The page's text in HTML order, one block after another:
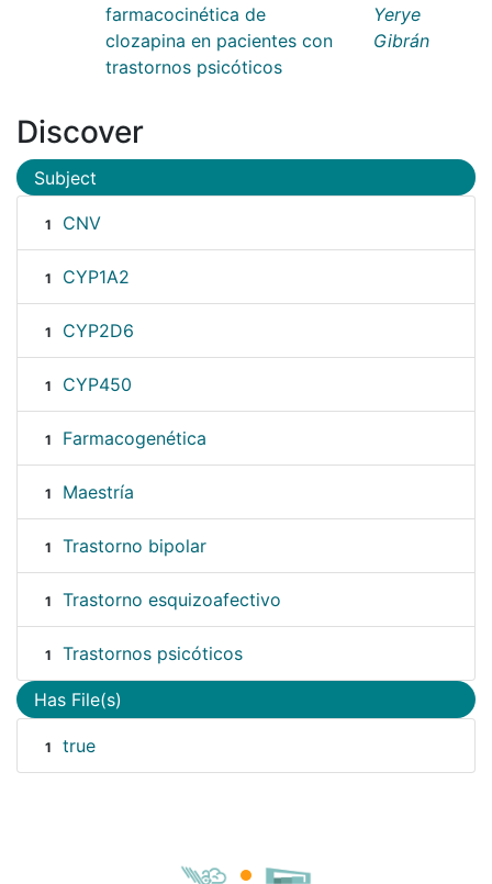
farmacocinética de
clozapina en pacientes con
trastornos psicóticos
Yerye
Gibrán
Discover
Subject
1 CNV
1 CYP1A2
1 CYP2D6
1 CYP450
1 Farmacogenética
1 Maestría
1 Trastorno bipolar
1 Trastorno esquizoafectivo
1 Trastornos psicóticos
Has File(s)
1 true